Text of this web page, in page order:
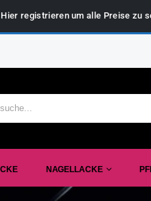
Hier registrieren um alle Preise zu
NAGELLACKE